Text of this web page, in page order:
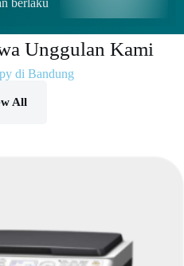
berlaku
Unggulan Kami
di Bandung
All